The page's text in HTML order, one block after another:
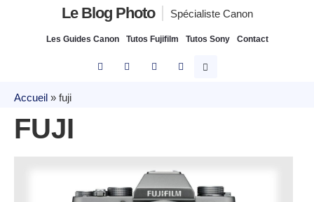
Le Blog Photo Spécialiste Canon
Les Guides Canon Tutos Fujifilm Tutos Sony Contact
Accueil » fuji
FUJI